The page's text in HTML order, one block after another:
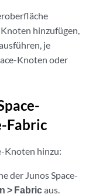
hinzufügen,
je
Knoten oder
Fabric
Knoten hinzu:
der Junos Space-
> Fabricaus.